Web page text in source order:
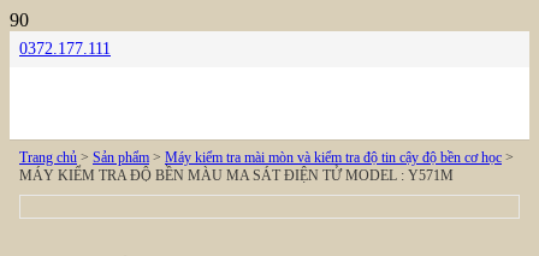
0372.177.111
Trang chủ > Sản phẩm > Máy kiểm tra mài mòn và kiểm tra độ tin cậy độ bền cơ học >
MÁY KIỂM TRA ĐỘ BỀN MÀU MA SÁT ĐIỆN TỬ MODEL : Y571M